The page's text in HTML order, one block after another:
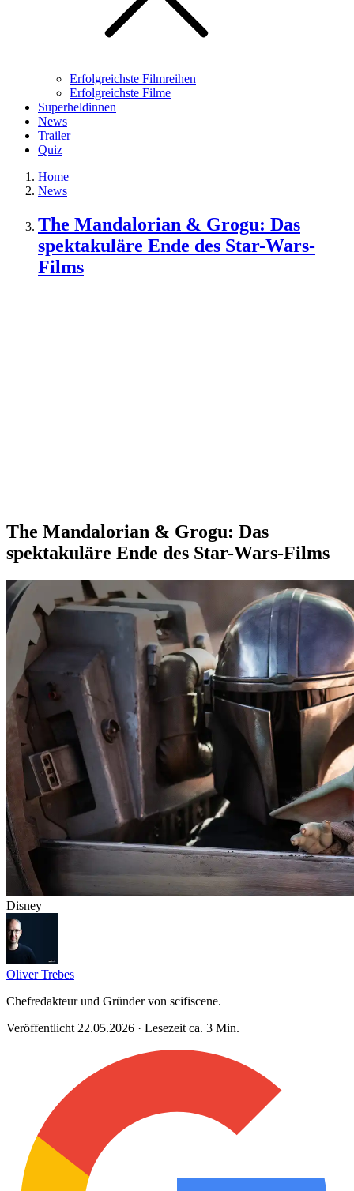
Erfolgreichste Filmreihen
Erfolgreichste Filme
Superheldinnen
News
Trailer
Quiz
Home
News
The Mandalorian & Grogu: Das
spektakuläre Ende des Star-Wars-
Films
The Mandalorian & Grogu: Das
spektakuläre Ende des Star-Wars-Films
Disney
Oliver Trebes
Chefredakteur und Gründer von scifiscene.
Veröffentlicht 22.05.2026 · Lesezeit ca. 3 Min.